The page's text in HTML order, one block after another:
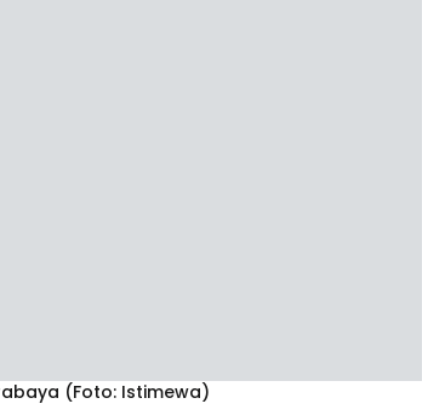
(Foto: Istimewa)